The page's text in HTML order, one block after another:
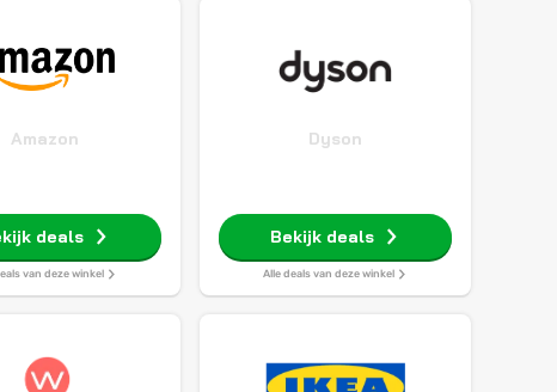
Amazon
deals
van deze winkel
Dyson
Bekijk deals
Alle deals van deze winkel